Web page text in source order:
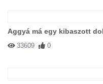
Aggyá má egy kibaszott
33609 0